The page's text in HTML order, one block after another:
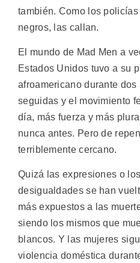
también. Como los
negros, las callan.
El mundo de Mad Men a
Estados Unidos tuvo a su
afroamericano durante
seguidas y el movimiento
día, más fuerza y más
nunca antes. Pero de
terriblemente cercano.
Quizá las expresiones o
desigualdades se han
más expuestos a las
siendo los mismos que
blancos. Y las mujeres
violencia doméstica